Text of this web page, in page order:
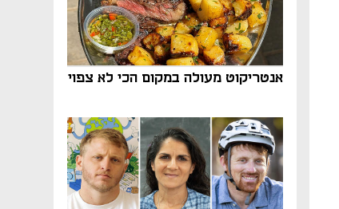
אנטריקוט מעולה במקום הכי לא צפוי